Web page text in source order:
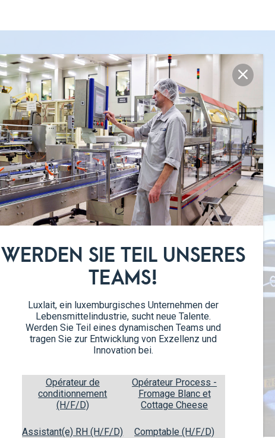
WERDEN SIE TEIL UNSERES
TEAMS!
Luxlait, ein luxemburgisches Unternehmen der
Lebensmittelindustrie, sucht neue Talente.
Werden Sie Teil eines dynamischen Teams und
tragen Sie zur Entwicklung von Exzellenz und
Innovation bei.
Opérateur de
conditionnement
(H/F/D)
Opérateur Process -
Fromage Blanc et
Cottage Cheese
Assistant(e) RH (H/F/D) Comptable (H/F/D)